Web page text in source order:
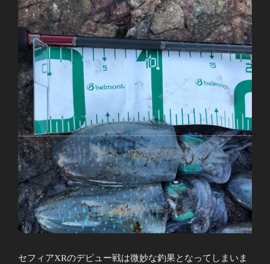
セフィアXRのデビュー戦は微妙な釣果となってしまいま